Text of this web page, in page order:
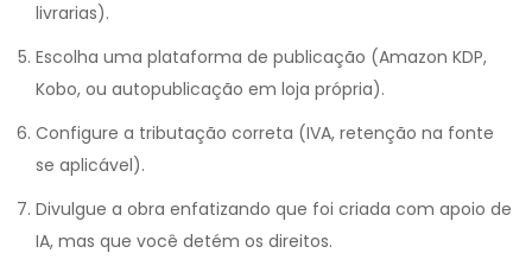
livrarias).
Escolha uma plataforma de publicação (Amazon KDP,
Kobo, ou autopublicação em loja própria).
Configure a tributação correta (IVA, retenção na fonte
se aplicável).
Divulgue a obra enfatizando que foi criada com apoio de
IA, mas que você detém os direitos.